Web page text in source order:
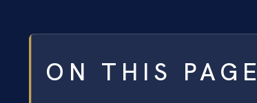
ON THIS PAGE